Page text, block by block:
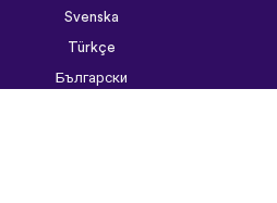
Български
Tiếng Việt